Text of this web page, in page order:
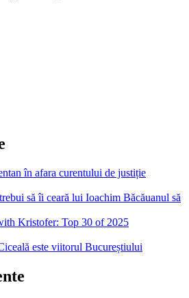
în afara curentului de justiție
să îi ceară lui Ioachim Băcăuanul să
Kristofer: Top 30 of 2025
este viitorul Bucureștiului